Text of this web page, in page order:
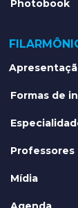
Photobook
Formas de
Professores
Mídia